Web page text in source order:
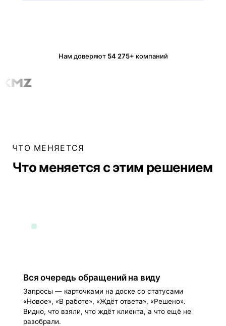
Нам доверяют 54 275+ компаний
ЧТО МЕНЯЕТСЯ
Что меняется с этим решением
Вся очередь обращений на виду
Запросы — карточками на доске со статусами
«Новое», «В работе», «Ждёт ответа», «Решено».
Видно, что взяли, что ждёт клиента, а что ещё не
разобрали.